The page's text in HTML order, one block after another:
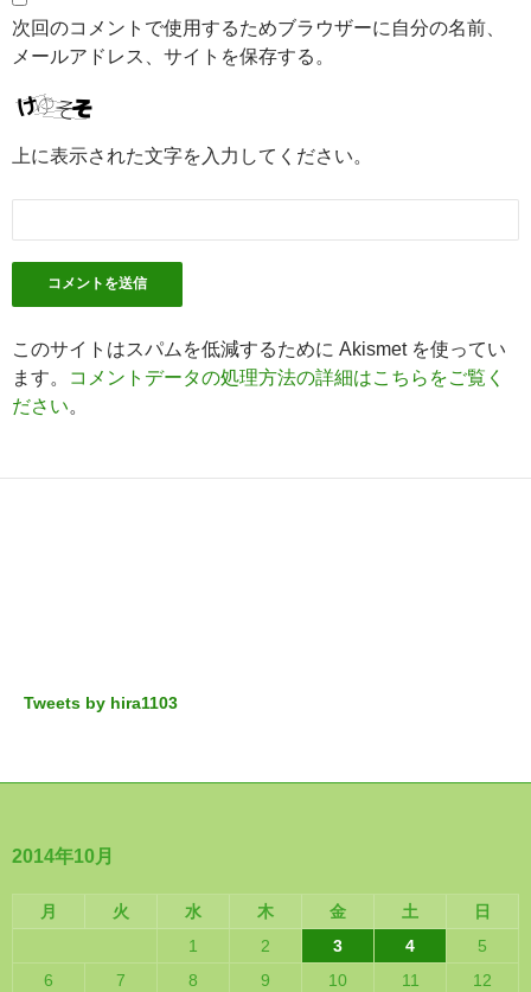
次回のコメントで使用するためブラウザーに自分の名前、
メールアドレス、サイトを保存する。
上に表示された文字を入力してください。
このサイトはスパムを低減するために Akismet を使ってい
ます。
コメントデータの処理方法の詳細はこちらをご覧く
ださい。
Tweets by hira1103
2014年10月
月 火 水 木 金 土
日
1
2 3 4
5
6
7 8 9 10 11
12